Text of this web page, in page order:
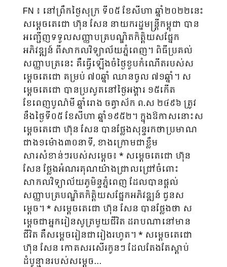
​FN ៖ នៅព្រឹកថ្ងៃសុក្រ ទី០៥ ខែសីហា ឆ្នាំ២០២២នេះ
សម្តេចតេជោ ហ៊ុន សែន នាយករដ្ឋមន្ត្រីកម្ពុជា បាន
អញ្ជើញទទួលសញ្ញាបត្របណ្ឌិតកិត្តិយសផ្នែក
អភិវឌ្ឍន៍ ពីសាកលវិទ្យាល័យភ្នំពេញ។ ពិធីប្រគល់
សញ្ញាបត្រនេះ គឺធ្វើឡើងចំថ្ងៃខួបកំណើតរបស់ស
ម្តេចតេជោ គម្រប់ ៧០ឆ្នាំ ឈានចូល ៧១ឆ្នាំ។ ស
ម្តេចតេជោ បានប្រសូតនៅថ្ងៃអង្គារ ១៥កើត
ខែពេញបូណ៌មី ឆ្នាំរោង ចត្វាស័ក ព.ស ២៤៩៦ ត្រូវ
នឹងថ្ងៃទី០៥ ខែសីហា ឆ្នាំ១៩៥២។ ក្នុងឱកាសនោះស
ម្តេចតេជោ ហ៊ុន សែន បានថ្លែងសុន្ទរកថាប្រមាណ
ជាង១ម៉ោង៣០នាទី, ខាងក្រោមជាខ្លឹម
សារសំខាន់ៗរបស់សម្តេច៖ * សម្តេចតេជោ ហ៊ុន
សែន ថ្លែងអំណរគុណយ៉ាងជ្រាលជ្រៅចំពោះ
សាកលវិទ្យាល័យភូមិន្ទភ្នំពេញ ដែលបានផ្តល់
សញ្ញាបត្របណ្ឌិតកិត្តិយសផ្នែកអភិវឌ្ឍន៍ ជូនស
ម្តេច។ * សម្តេចតេជោ ហ៊ុន សែន បានថ្លែងថា ស
ម្តេចជាអ្នករៀនសូត្រមួយជីវិត ដរាបណានៅមាន
ជីវិត គឺសម្តេចរៀនជារៀងរហូត។ * សម្តេចតេជោ
ហ៊ុន សែន កោតសរសើរកូនៗ ដែលតែងតែស្តាប់
ដំបូន្មានរបស់សម្តេច…